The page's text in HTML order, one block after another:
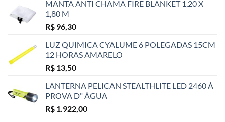
MANTA ANTI CHAMA FIRE BLANKET 1,20 X
1,80 M
R$ 96,30
LUZ QUIMICA CYALUME 6 POLEGADAS 15CM
12 HORAS AMARELO
R$ 13,50
LANTERNA PELICAN STEALTHLITE LED 2460 À
PROVA D" ÁGUA
R$ 1.922,00